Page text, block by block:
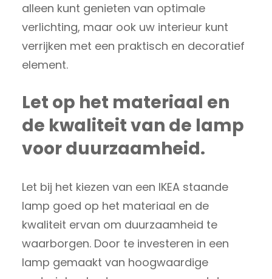
alleen kunt genieten van optimale
verlichting, maar ook uw interieur kunt
verrijken met een praktisch en decoratief
element.
Let op het materiaal en
de kwaliteit van de lamp
voor duurzaamheid.
Let bij het kiezen van een IKEA staande
lamp goed op het materiaal en de
kwaliteit ervan om duurzaamheid te
waarborgen. Door te investeren in een
lamp gemaakt van hoogwaardige